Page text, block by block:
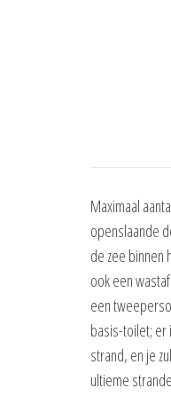
Maximaal
openslaande
de zee binnen
ook een
een
basis-toilet; er
strand, en je
ultieme